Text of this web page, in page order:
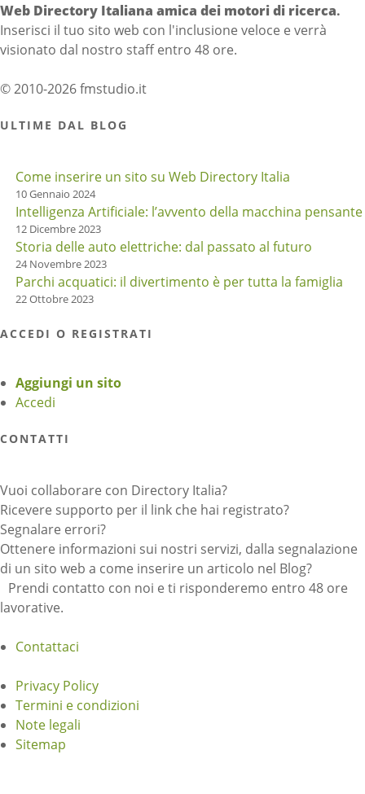
Web Directory Italiana amica dei motori di ricerca.
Inserisci il tuo sito web con l'inclusione veloce e verrà
visionato dal nostro staff entro 48 ore.
© 2010-2026 fmstudio.it
ULTIME DAL BLOG
Come inserire un sito su Web Directory Italia
10 Gennaio 2024
Intelligenza Artificiale: l’avvento della macchina pensante
12 Dicembre 2023
Storia delle auto elettriche: dal passato al futuro
24 Novembre 2023
Parchi acquatici: il divertimento è per tutta la famiglia
22 Ottobre 2023
ACCEDI O REGISTRATI
Aggiungi un sito
Accedi
CONTATTI
Vuoi collaborare con Directory Italia?
Ricevere supporto per il link che hai registrato?
Segnalare errori?
Ottenere informazioni sui nostri servizi, dalla segnalazione
di un sito web a come inserire un articolo nel Blog?
Prendi contatto con noi e ti risponderemo entro 48 ore
lavorative.
Contattaci
Privacy Policy
Termini e condizioni
Note legali
Sitemap